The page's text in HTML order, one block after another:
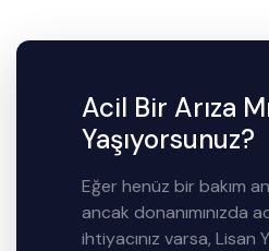
Acil Bir Arıza
Yaşıyorsunuz?
Eğer henüz bir bakım
ancak donanımınızda
ihtiyacınız varsa, Lisan